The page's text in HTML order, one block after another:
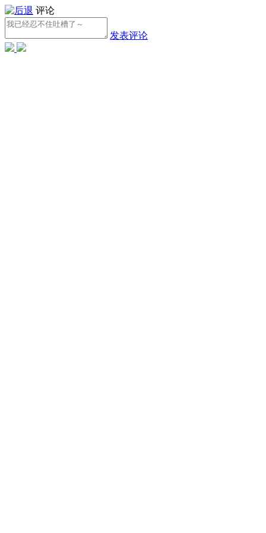
评论
发表评论